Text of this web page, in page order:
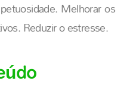
Melhorar os
Reduzir o estresse.